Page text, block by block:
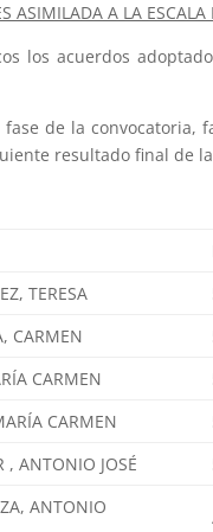
ASIMILADA A LA
los acuerdos
de la convocatoria,
resultado final de
TERESA
CARMEN
CARMEN
CARMEN
, ANTONIO JOSÉ
ANTONIO